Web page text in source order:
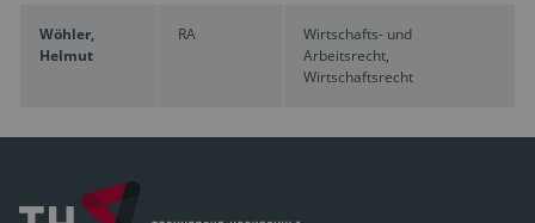
Wöhler,
Helmut
RA
Wirtschafts- und
Arbeitsrecht,
Wirtschaftsrecht